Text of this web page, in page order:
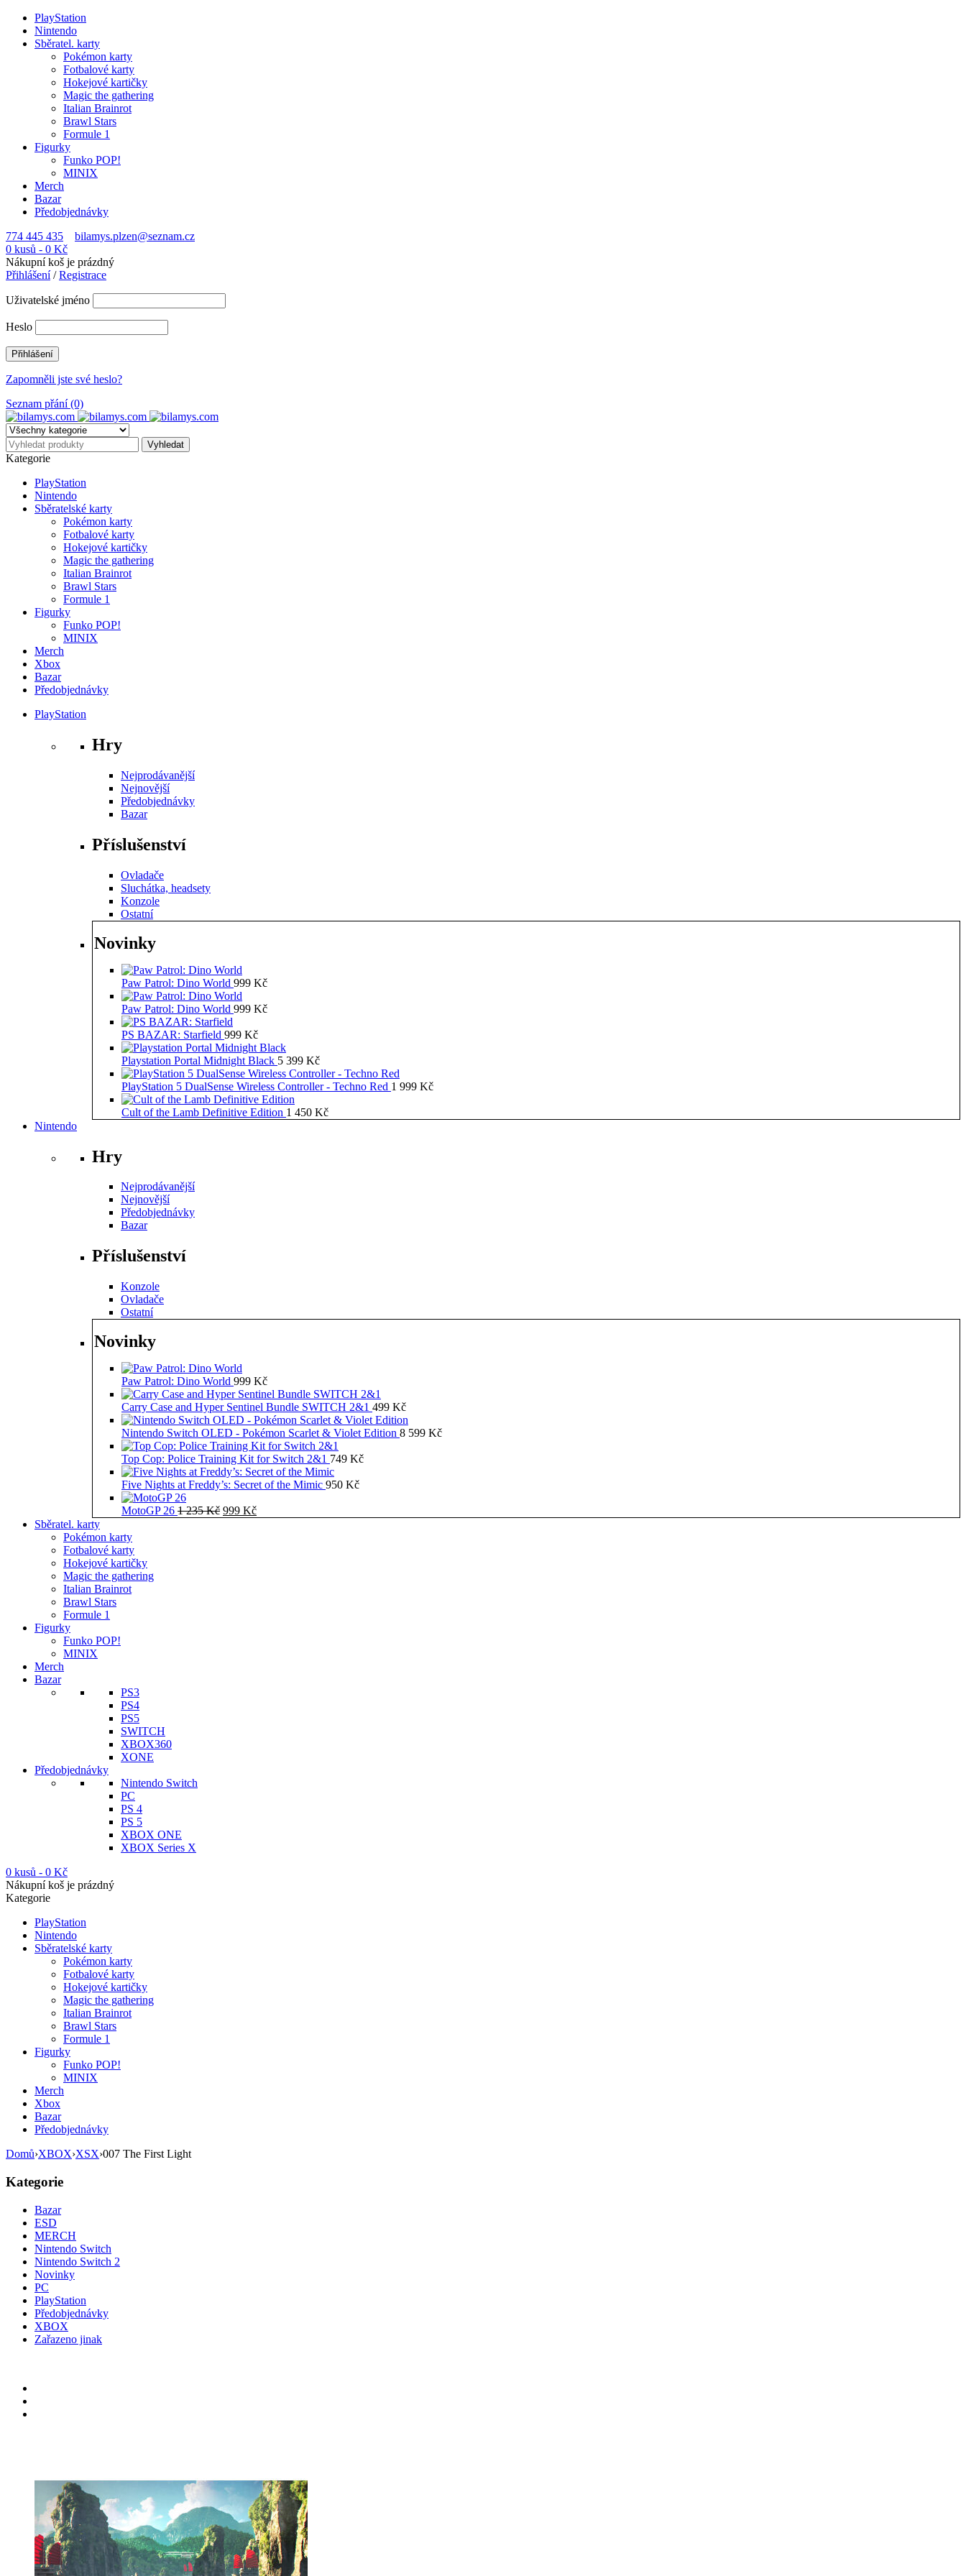
PlayStation
Nintendo
Sběratel. karty
Pokémon karty
Fotbalové karty
Hokejové kartičky
Magic the gathering
Italian Brainrot
Brawl Stars
Formule 1
Figurky
Funko POP!
MINIX
Merch
Bazar
Předobjednávky
774 445 435
bilamys.plzen@seznam.cz
0 kusů - 0 Kč
Nákupní koš je prázdný
Přihlášení/Registrace
Uživatelské jméno
Heslo
Zapomněli jste své heslo?
Seznam přání (0)
Kategorie
PlayStation
Nintendo
Sběratelské karty
Pokémon karty
Fotbalové karty
Hokejové kartičky
Magic the gathering
Italian Brainrot
Brawl Stars
Formule 1
Figurky
Funko POP!
MINIX
Merch
Xbox
Bazar
Předobjednávky
PlayStation
Hry
Nejprodávanější
Nejnovější
Předobjednávky
Bazar
Příslušenství
Ovladače
Sluchátka, headsety
Konzole
Ostatní
Novinky
Paw Patrol: Dino World 999 Kč
Paw Patrol: Dino World 999 Kč
PS BAZAR: Starfield 999 Kč
Playstation Portal Midnight Black 5 399 Kč
PlayStation 5 DualSense Wireless Controller - Techno Red 1 999 Kč
Cult of the Lamb Definitive Edition 1 450 Kč
Nintendo
Hry
Nejprodávanější
Nejnovější
Předobjednávky
Bazar
Příslušenství
Konzole
Ovladače
Ostatní
Novinky
Paw Patrol: Dino World 999 Kč
Carry Case and Hyper Sentinel Bundle SWITCH 2&1 499 Kč
Nintendo Switch OLED - Pokémon Scarlet & Violet Edition 8 599 Kč
Top Cop: Police Training Kit for Switch 2&1 749 Kč
Five Nights at Freddy’s: Secret of the Mimic 950 Kč
MotoGP 26 1 235Kč Původní
999 KčAktuální
Sběratel. karty
Pokémon karty
Fotbalové karty
Hokejové kartičky
Magic the gathering
Italian Brainrot
Brawl Stars
Formule 1
Figurky
Funko POP!
MINIX
Merch
Bazar
PS3
PS4
PS5
SWITCH
XBOX360
XONE
Předobjednávky
Nintendo Switch
PC
PS 4
PS 5
XBOX ONE
XBOX Series X
0 kusů - 0 Kč
Nákupní koš je prázdný
Kategorie
PlayStation
Nintendo
Sběratelské karty
Pokémon karty
Fotbalové karty
Hokejové kartičky
Magic the gathering
Italian Brainrot
Brawl Stars
Formule 1
Figurky
Funko POP!
MINIX
Merch
Xbox
Bazar
Předobjednávky
Domů›XBOX›XSX›007 The First Light
Kategorie
Bazar
ESD
MERCH
Nintendo Switch
Nintendo Switch 2
Novinky
PC
PlayStation
Předobjednávky
XBOX
Zařazeno jinak